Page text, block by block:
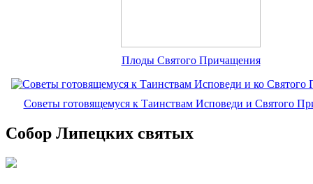
Плоды Святого Причащения
Советы готовящемуся к Таинствам Исповеди и Святого
Собор Липецких святых